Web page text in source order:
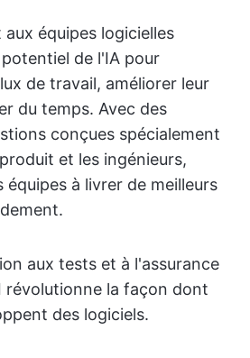
équipes logicielles
de l'IA pour
de travail, améliorer leur
du temps. Avec des
conçues spécialement
et les ingénieurs,
équipes à livrer de meilleurs
aux tests et à l'assurance
révolutionne la façon dont
des logiciels.